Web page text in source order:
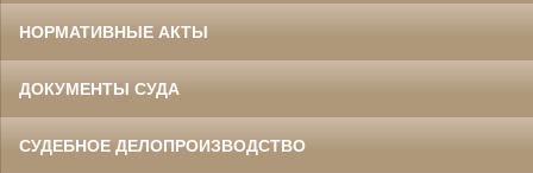
НОРМАТИВНЫЕ АКТЫ
ДОКУМЕНТЫ СУДА
СУДЕБНОЕ ДЕЛОПРОИЗВОДСТВО